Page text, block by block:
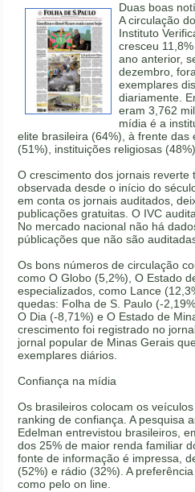
Duas boas
A circulação
Instituto
cresceu
ano anterior,
dezembro,
exemplares
diariamente.
eram 3,762
mídia é a
elite brasileira (64%), à frente das
(51%), instituições religiosas
O crescimento dos jornais reverte
observada desde o início do
em conta os jornais auditados,
publicações gratuitas. O IVC
No mercado nacional não há
públicações que não são
Os bons números de circulação
como O Globo (5,2%), O Estado
especializados, como Lance
quedas: Folha de S. Paulo (-
O Dia (-8,71%) e O Estado de
crescimento foi registrado no
jornal popular de Minas Gerais
exemplares diários.
Confiança na mídia
Os brasileiros colocam os
ranking de confiança. A pesquisa
Edelman entrevistou brasileiros,
dos 25% de maior renda familiar
fonte de informação é impressa,
(52%) e rádio (32%). A
como pelo on line.